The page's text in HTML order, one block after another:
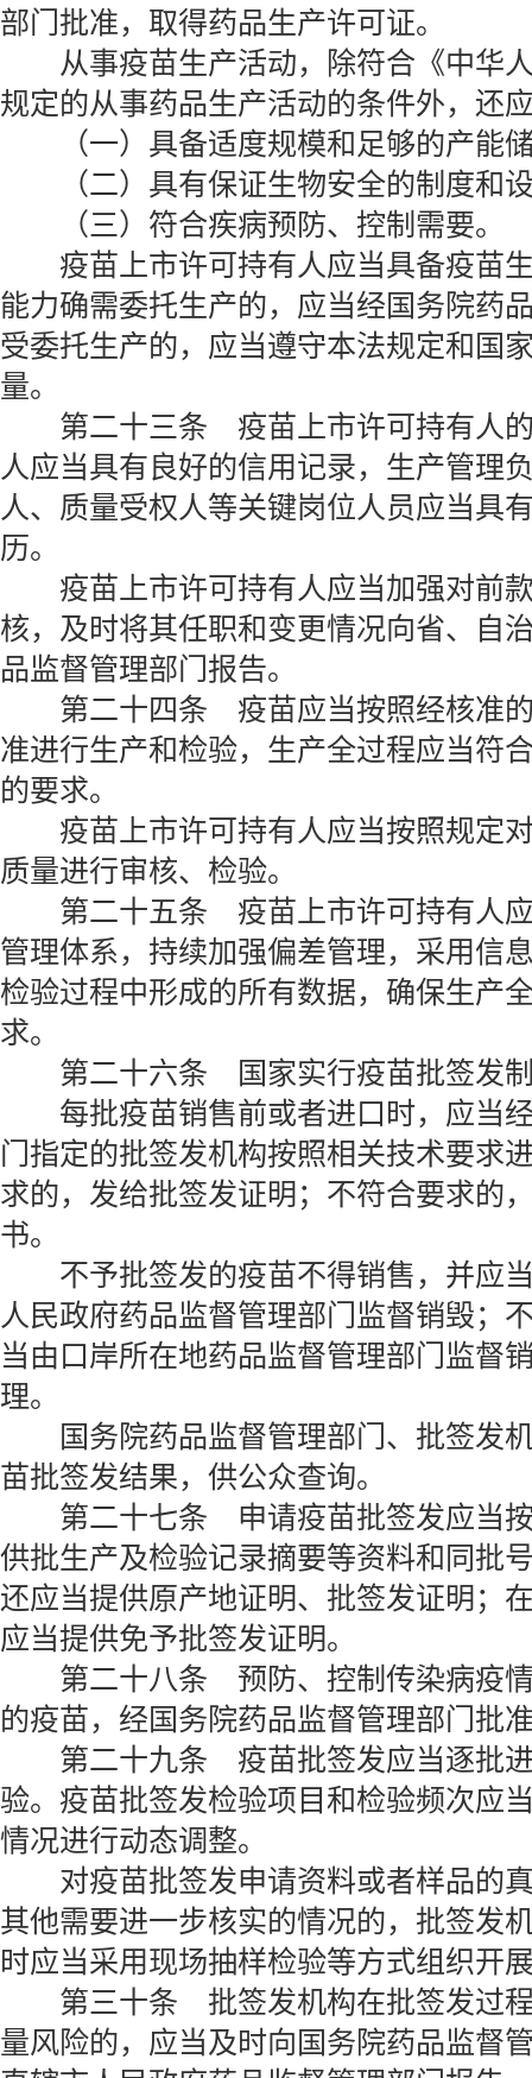
部门批准，取得药品生产许可证。
从事疫苗生产活动，除符合《中华人
规定的从事药品生产活动的条件外，还
（一）具备适度规模和足够的产能
（二）具有保证生物安全的制度和
（三）符合疾病预防、控制需要。
疫苗上市许可持有人应当具备疫苗生
能力确需委托生产的，应当经国务院药
受委托生产的，应当遵守本法规定和国
量。
第二十三条 疫苗上市许可持有人的
人应当具有良好的信用记录，生产管理
人、质量受权人等关键岗位人员应当具
历。
疫苗上市许可持有人应当加强对前款
核，及时将其任职和变更情况向省、自
品监督管理部门报告。
第二十四条 疫苗应当按照经核准的
准进行生产和检验，生产全过程应当符
的要求。
疫苗上市许可持有人应当按照规定对
质量进行审核、检验。
第二十五条 疫苗上市许可持有人应
管理体系，持续加强偏差管理，采用信
检验过程中形成的所有数据，确保生产
求。
第二十六条 国家实行疫苗批签发
每批疫苗销售前或者进口时，应当经
门指定的批签发机构按照相关技术要求
求的，发给批签发证明；不符合要求的
书。
不予批签发的疫苗不得销售，并应当
人民政府药品监督管理部门监督销毁；
当由口岸所在地药品监督管理部门监督
理。
国务院药品监督管理部门、批签发机
苗批签发结果，供公众查询。
第二十七条 申请疫苗批签发应当按
供批生产及检验记录摘要等资料和同批
还应当提供原产地证明、批签发证明；
应当提供免予批签发证明。
第二十八条 预防、控制传染病疫情
的疫苗，经国务院药品监督管理部门批
第二十九条 疫苗批签发应当逐批进
验。疫苗批签发检验项目和检验频次应
情况进行动态调整。
对疫苗批签发申请资料或者样品的真
其他需要进一步核实的情况的，批签发
时应当采用现场抽样检验等方式组织开
第三十条 批签发机构在批签发过程
量风险的，应当及时向国务院药品监督